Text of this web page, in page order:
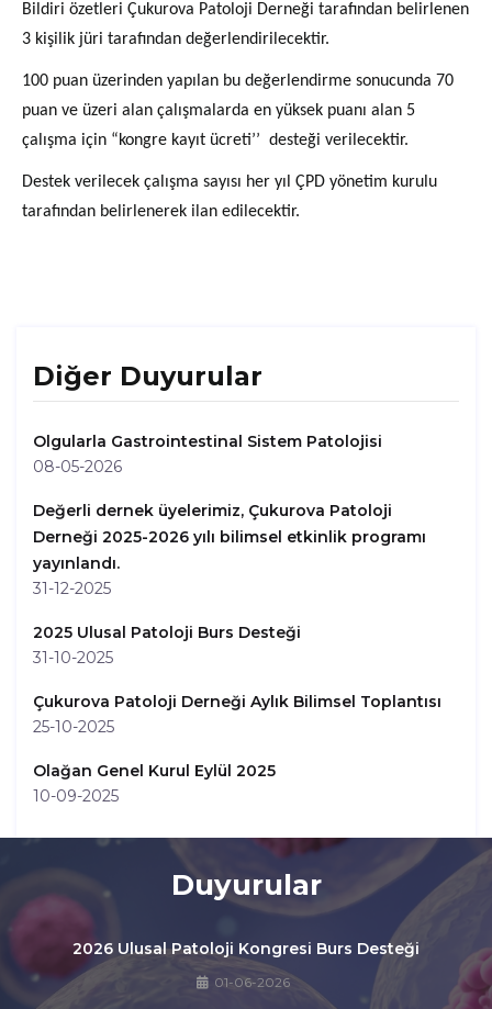
Bildiri özetleri Çukurova Patoloji Derneği tarafından belirlenen
3 kişilik jüri tarafından değerlendirilecektir.
100 puan üzerinden yapılan bu değerlendirme sonucunda 70
puan ve üzeri alan çalışmalarda en yüksek puanı alan 5
çalışma için “kongre kayıt ücreti’’ desteği verilecektir.
Destek verilecek çalışma sayısı her yıl ÇPD yönetim kurulu
tarafından belirlenerek ilan edilecektir.
Diğer Duyurular
Olgularla Gastrointestinal Sistem Patolojisi
08-05-2026
Değerli dernek üyelerimiz, Çukurova Patoloji
Derneği 2025-2026 yılı bilimsel etkinlik programı
yayınlandı.
31-12-2025
2025 Ulusal Patoloji Burs Desteği
31-10-2025
Çukurova Patoloji Derneği Aylık Bilimsel Toplantısı
25-10-2025
Olağan Genel Kurul Eylül 2025
10-09-2025
Duyurular
2026 Ulusal Patoloji Kongresi Burs Desteği
01-06-2026